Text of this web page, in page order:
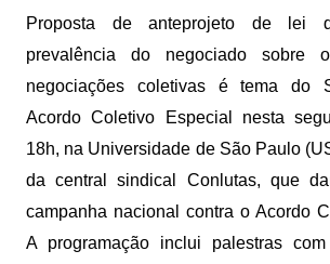
Proposta de anteprojeto de lei
prevalência do negociado sobre
negociações coletivas é tema do
Acordo Coletivo Especial nesta
18h, na Universidade de São Paulo
da central sindical Conlutas, que
campanha nacional contra o Acordo
A programação inclui palestras